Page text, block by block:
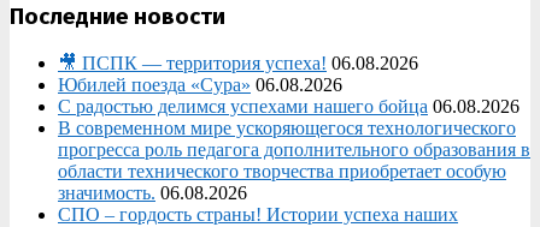
Последние новости
🎥 ПСПК — территория успеха! 06.08.2026
Юбилей поезда «Сура» 06.08.2026
С радостью делимся успехами нашего бойца 06.08.2026
В современном мире ускоряющегося технологического
прогресса роль педагога дополнительного образования в
области технического творчества приобретает особую
значимость. 06.08.2026
СПО – гордость страны! Истории успеха наших